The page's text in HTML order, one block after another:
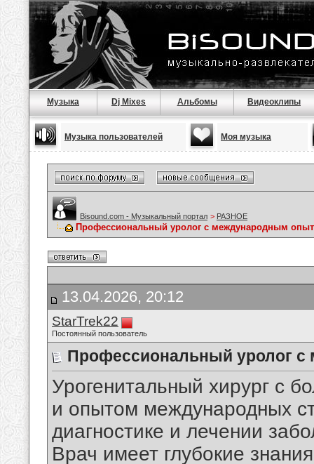
Музыка Dj Mixes Альбомы Видеоклипы
Музыка пользователей Моя музыка
Bisound.com - Музыкальный портал > РАЗНОЕ
Профессиональный уролог с международным
13.04.2026, 20:12
StarTrek22
Постоянный пользователь
Профессиональный уролог
Урогенитальный хирург с
и опытом международных
диагностике и лечении
Врач имеет глубокие